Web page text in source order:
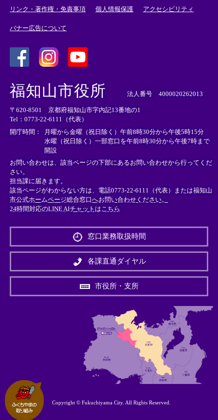
リンク・著作権・免責事項 個人情報保護 アクセシビリティ
バナー広告について
外
部
リ
ン
ク
＞
外
リ
ン
ク
＞
外
部
ン
ク
＞
福知山市役所 法人番号 4000020262013
〒620-8501 京都府福知山市字内記13番地の1
Tel：0773-22-6111（代表）
開庁時間：
月曜から金曜（祝日除く）午前8時30分から午後5時15分
水曜（祝日除く）一部窓口を午前8時30分から午後7時まで
開設
お問い合わせは、該当ページの下部にあるお問い合わせから行ってくだ
さい。
担当課に届きます。
該当ページがわからない方は、電話0773-22-6111（代表）または福知山
市公式ホームページ総合窓口へお問い合わせください。
24時間対応のLINE AIチャットはこちら
外
リ
ン
＞
窓口業務取扱時間
各課直通ダイヤル
市役所・支所
Copyright © Fukuchiyama City. All Rights Reserved.